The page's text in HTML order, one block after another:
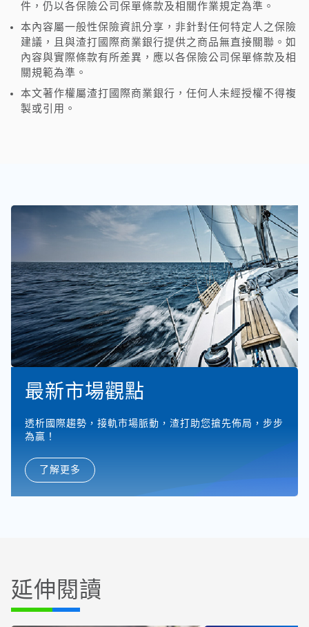
件，仍以各保險公司保單條款及相關作業規定為準。
本內容屬一般性保險資訊分享，非針對任何特定人之保險
建議，且與渣打國際商業銀行提供之商品無直接關聯。如
內容與實際條款有所差異，應以各保險公司保單條款及相
關規範為準。
本文著作權屬渣打國際商業銀行，任何人未經授權不得複
製或引用。
最新市場觀點
透析國際趨勢，接軌市場脈動，渣打助您搶先佈局，步步
為贏！
了解更多
延伸閱讀